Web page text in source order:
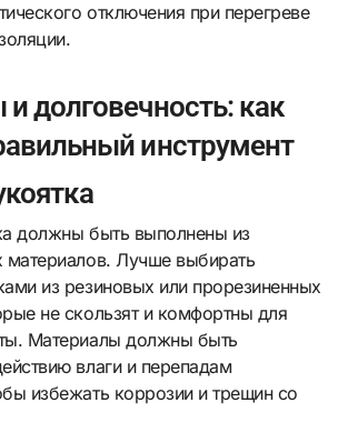
отключения при перегреве
долговечность: как
инструмент
должны быть выполнены из
материалов. Лучше выбирать
из резиновых или прорезиненных
не скользят и комфортны для
Материалы должны быть
влаги и перепадам
избежать коррозии и трещин со